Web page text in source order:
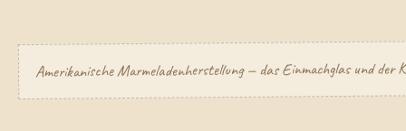
Amerikanische Marmeladenherstellung — das Einmachglas und der